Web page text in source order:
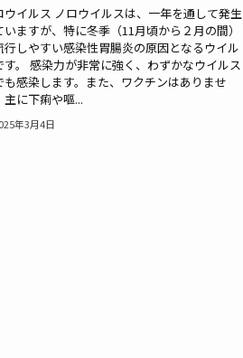
ウイルス ノロウイルスは、一年を通して発生
いますが、特に冬季（11月頃から２月の間）
行しやすい感染性胃腸炎の原因となるウイル
す。 感染力が非常に強く、わずかなウイルス
も感染します。また、ワクチンはありませ
主に下痢や嘔...
年3月4日